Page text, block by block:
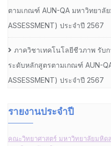
ตามเกณฑ์ AUN-QA มหาวิทยาลั
ASSESSMENT) ประจำปี 2567
ภาควิชาเทคโนโลยีชีวภาพ รับ
ระดับหลักสูตรตามเกณฑ์ AUN-
ASSESSMENT) ประจำปี 2567
รายงานประจำปี
คณะวิทยาศาสตร์ มหาวิทยาลัยมหิดล